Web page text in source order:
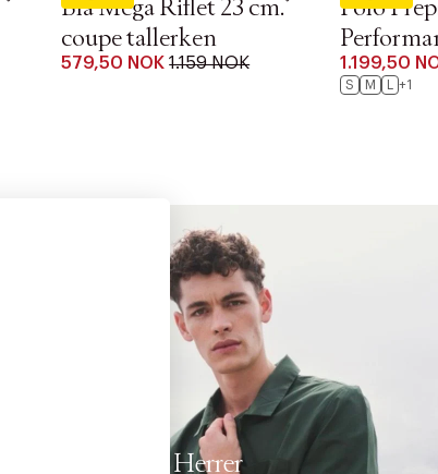
Blå Mega Riflet 23 cm.
coupe tallerken
579,50 NOK 1.159 NOK
Polo
1.199,50
S M +1
Herrer